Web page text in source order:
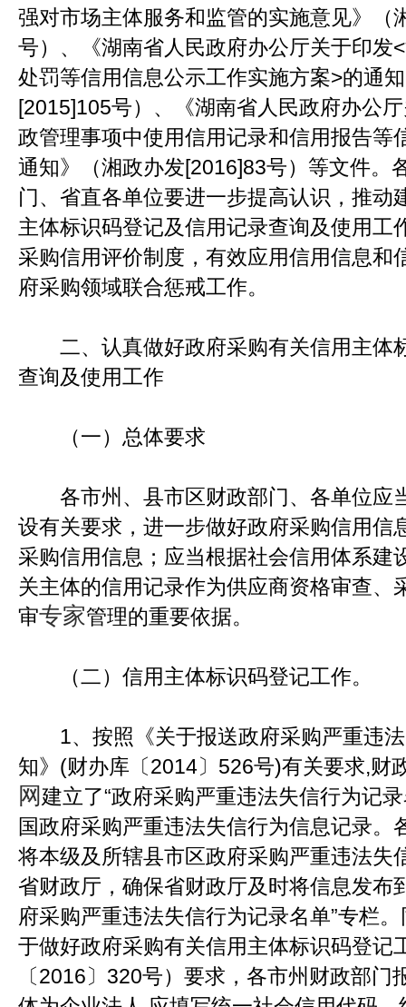
强对市场主体服务和监管的实施意见》（
号）、《湖南省人民政府办公厅关于印发
处罚等信用信息公示工作实施方案>的通
[2015]105号）、《湖南省人民政府办公
政管理事项中使用信用记录和信用报告等
通知》（湘政办发[2016]83号）等文件。
门、省直各单位要进一步提高认识，推动
主体标识码登记及信用记录查询及使用工
采购信用评价制度，有效应用信用信息和
府采购领域联合惩戒工作。
二、认真做好政府采购有关信用主体
查询及使用工作
（一）总体要求
各市州、县市区财政部门、各单位应
设有关要求，进一步做好政府采购信用信
采购信用信息；应当根据社会信用体系建
关主体的信用记录作为供应商资格审查、
审专家管理的重要依据。
（二）信用主体标识码登记工作。
1、按照《关于报送政府采购严重违法
知》(财办库〔2014〕526号)有关要求,财
网建立了“政府采购严重违法失信行为记
国政府采购严重违法失信行为信息记录。
将本级及所辖县市区政府采购严重违法失
省财政厅，确保省财政厅及时将信息发布
府采购严重违法失信行为记录名单”专栏
于做好政府采购有关信用主体标识码登记
〔2016〕320号）要求，各市州财政部门